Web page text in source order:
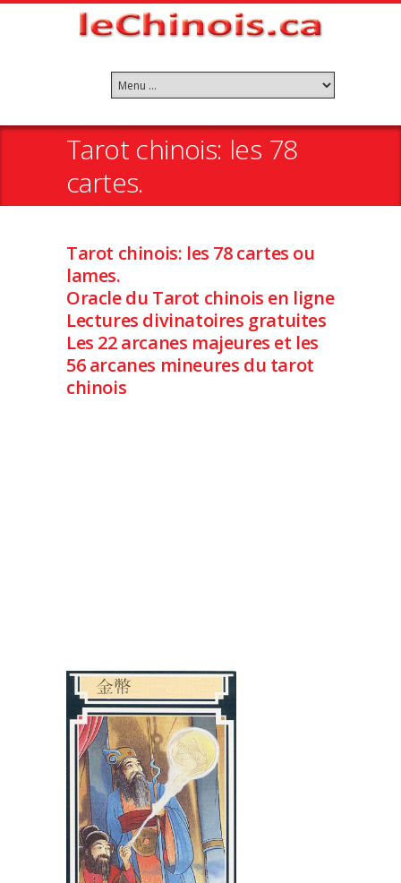
Tarot chinois: les 78
cartes.
Tarot chinois: les 78 cartes ou
lames.
Oracle du Tarot chinois en ligne
Lectures divinatoires gratuites
Les 22 arcanes majeures et les
56 arcanes mineures du tarot
chinois